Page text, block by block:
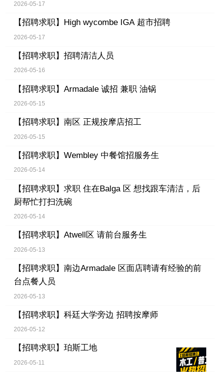
2026-05-17
【招聘求职】 High wycombe IGA 超市招聘
2026-05-17
【招聘求职】 招聘清洁人员
2026-05-16
【招聘求职】 Armadale 诚招 兼职 油锅
2026-05-15
【招聘求职】 南区 正规按摩店招工
2026-05-15
【招聘求职】 Wembley 中餐馆招服务生
2026-05-14
【招聘求职】 求职 住在Balga 区 想找跟车清洁，后
厨帮忙打扫洗碗
2026-05-14
【招聘求职】 Atwell区 请前台服务生
2026-05-13
【招聘求职】 南边Armadale 区面店聘请有经验的前
台点餐人员
2026-05-13
【招聘求职】 科廷大学旁边 招聘按摩师
2026-05-12
【招聘求职】 珀斯工地
2026-05-11